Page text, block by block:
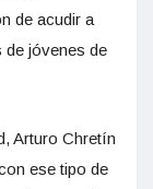
de acudir a
de jóvenes de
Arturo Chretín
ese tipo de